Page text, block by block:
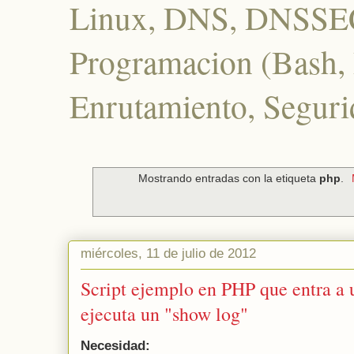
Linux, DNS,
Programacion
Enrutamiento,
Mostrando entradas con la etiqueta php.
miércoles, 11 de julio de 2012
Script ejemplo en PHP que entra a
ejecuta un "show log"
Necesidad: